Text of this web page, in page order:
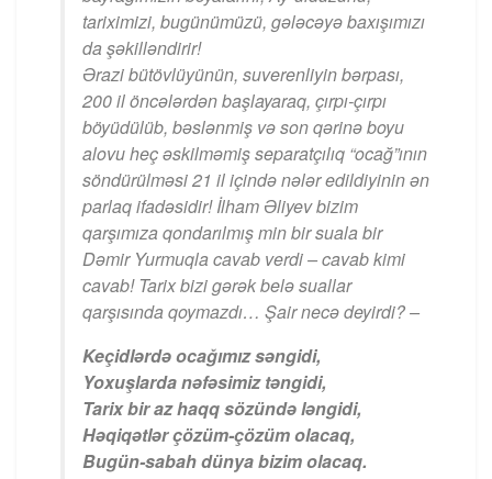
tariximizi, bugünümüzü, gələcəyə baxışımızı
da şəkilləndirir!
Ərazi bütövlüyünün, suverenliyin bərpası,
200 il öncələrdən başlayaraq, çırpı-çırpı
böyüdülüb, bəslənmiş və son qərinə boyu
alovu heç əskilməmiş separatçılıq “ocağ”ının
söndürülməsi 21 il içində nələr edildiyinin ən
parlaq ifadəsidir! İlham Əliyev bizim
qarşımıza qondarılmış min bir suala bir
Dəmir Yurmuqla cavab verdi – cavab kimi
cavab! Tarix bizi gərək belə suallar
qarşısında qoymazdı… Şair necə deyirdi? –
Keçidlərdə ocağımız səngidi,
Yoxuşlarda nəfəsimiz təngidi,
Tarix bir az haqq sözündə ləngidi,
Həqiqətlər çözüm-çözüm olacaq,
Bugün-sabah dünya bizim olacaq.